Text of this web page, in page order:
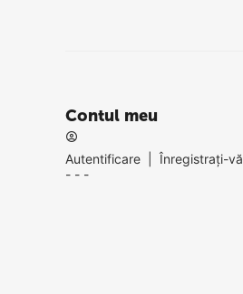
Contul meu
Autentificare
Înregistrați-vă
- - -